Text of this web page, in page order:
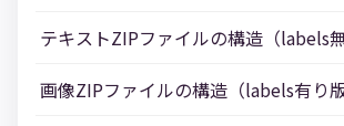
テキストZIPファイルの構造（labels無
画像ZIPファイルの構造（labels有り版